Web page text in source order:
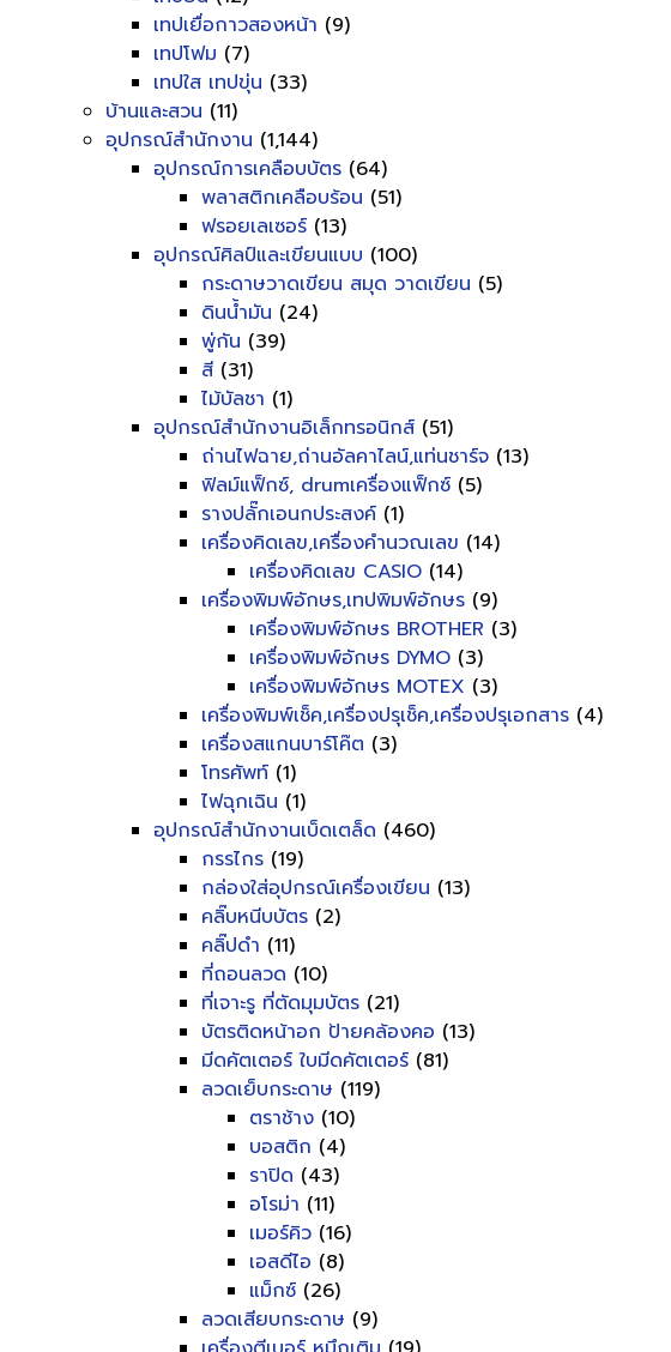
เทปเยื่อกาวสองหน้า (9)
เทปโฟม (7)
เทปใส เทปขุ่น (33)
บ้านและสวน (11)
อุปกรณ์สำนักงาน (1,144)
อุปกรณ์การเคลือบบัตร (64)
พลาสติกเคลือบร้อน (51)
ฟรอยเลเซอร์ (13)
อุปกรณ์ศิลป์และเขียนแบบ (100)
กระดาษวาดเขียน สมุด วาดเขียน (5)
ดินน้ำมัน (24)
พู่กัน (39)
สี (31)
ไม้บัลชา (1)
อุปกรณ์สำนักงานอิเล็กทรอนิกส์ (51)
ถ่านไฟฉาย,ถ่านอัลคาไลน์,แท่นชาร์จ (13)
ฟิลม์แฟ็กซ์, drumเครื่องแฟ็กซ์ (5)
รางปลั๊กเอนกประสงค์ (1)
เครื่องคิดเลข,เครื่องคำนวณเลข (14)
เครื่องคิดเลข CASIO (14)
เครื่องพิมพ์อักษร,เทปพิมพ์อักษร (9)
เครื่องพิมพ์อักษร BROTHER (3)
เครื่องพิมพ์อักษร DYMO (3)
เครื่องพิมพ์อักษร MOTEX (3)
เครื่องพิมพ์เช็ค,เครื่องปรุเช็ค,เครื่องปรุเอกสาร (4)
เครื่องสแกนบาร์โค๊ต (3)
โทรศัพท์ (1)
ไฟฉุกเฉิน (1)
อุปกรณ์สำนักงานเบ็ดเตล็ด (460)
กรรไกร (19)
กล่องใส่อุปกรณ์เครื่องเขียน (13)
คลิ๊บหนีบบัตร (2)
คลิ๊ปดำ (11)
ที่ถอนลวด (10)
ที่เจาะรู ที่ตัดมุมบัตร (21)
บัตรติดหน้าอก ป้ายคล้องคอ (13)
มีดคัตเตอร์ ใบมีดคัตเตอร์ (81)
ลวดเย็บกระดาษ (119)
ตราช้าง (10)
บอสติก (4)
ราปิด (43)
อโรม่า (11)
เมอร์คิว (16)
เอสดีไอ (8)
แม็กซ์ (26)
ลวดเสียบกระดาษ (9)